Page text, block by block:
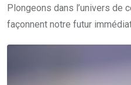
Plongeons dans l’univers de
façonnent notre futur